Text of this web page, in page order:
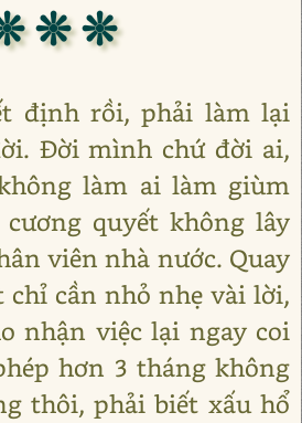
❊ ❊
định rồi, phải làm lại
Đời mình chứ đời ai,
làm ai làm giùm
quyết không lây
viên nhà nước. Quay
cần nhỏ nhẹ vài lời,
nhận việc lại ngay coi
hơn 3 tháng không
thôi, phải biết xấu hổ